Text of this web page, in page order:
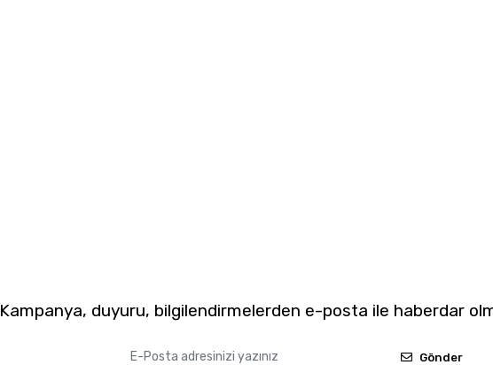
Kampanya, duyuru, bilgilendirmelerden e-posta ile haberdar
Gönder